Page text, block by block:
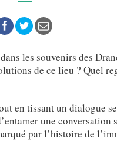
les souvenirs des
de ce lieu ? Quel
en tissant un dialogue
une conversation
par l’histoire de